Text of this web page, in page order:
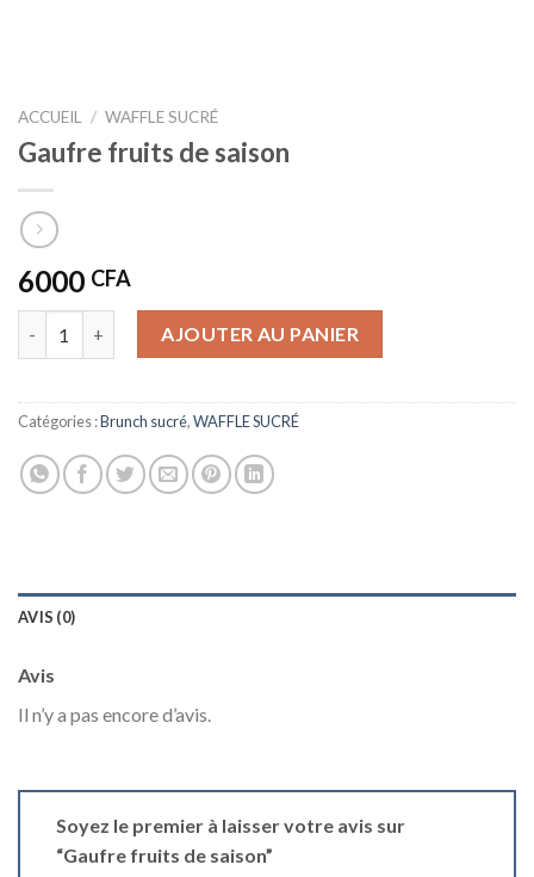
ACCUEIL / WAFFLE SUCRÉ
Gaufre fruits de saison
6000 CFA
quantité de Gaufre fruits de saison
AJOUTER AU PANIER
Catégories :Brunch sucré,WAFFLE SUCRÉ
AVIS (0)
Avis
Il n’y a pas encore d’avis.
Soyez le premier à laisser votre avis sur
“Gaufre fruits de saison”